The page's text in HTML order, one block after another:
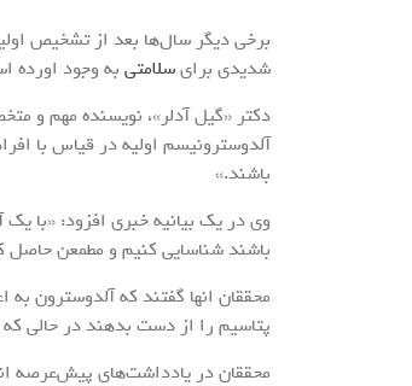
برخی دیگر سال‌ها بعد از تشخیص
شدیدی برایسلامتی به وجود اورده
دکتر «گیل آدلر»، نویسنده مهم و
آلدوسترونیسم اولیه در قیاس با
باشند.»
وی در یک بیانیه خبری افزود: «با
باشند شناسایی کنیم و مطمعن حاصل
محققان انها گفتند که آلدوسترون
پتاسیم را از دست بدهند در حالی